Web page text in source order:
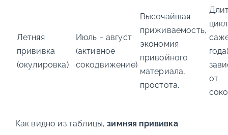
Летняя
прививка
(окулировка)
Июль – август
(активное
сокодвижение)
Высочайшая
приживаемость,
экономия
привойного
материала,
простота.
от
Как видно из таблицы,зимняя прививка